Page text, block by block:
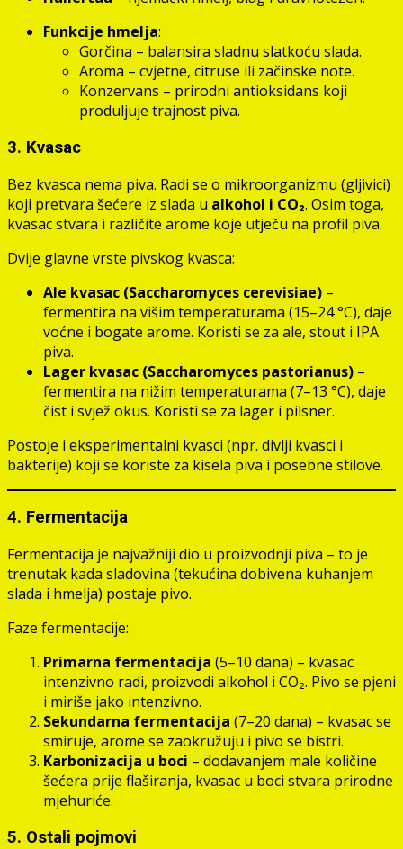
Funkcije hmelja:
Gorčina – balansira sladnu slatkoću slada.
Aroma – cvjetne, citruse ili začinske note.
Konzervans – prirodni antioksidans koji
produljuje trajnost piva.
3. Kvasac
Bez kvasca nema piva. Radi se o mikroorganizmu (gljivici)
koji pretvara šećere iz slada u alkohol i CO₂. Osim toga,
kvasac stvara i različite arome koje utječu na profil piva.
Dvije glavne vrste pivskog kvasca:
Ale kvasac (Saccharomyces cerevisiae) –
fermentira na višim temperaturama (15–24 °C), daje
voćne i bogate arome. Koristi se za ale, stout i IPA
piva.
Lager kvasac (Saccharomyces pastorianus) –
fermentira na nižim temperaturama (7–13 °C), daje
čist i svjež okus. Koristi se za lager i pilsner.
Postoje i eksperimentalni kvasci (npr. divlji kvasci i
bakterije) koji se koriste za kisela piva i posebne stilove.
4. Fermentacija
Fermentacija je najvažniji dio u proizvodnji piva – to je
trenutak kada sladovina (tekućina dobivena kuhanjem
slada i hmelja) postaje pivo.
Faze fermentacije:
Primarna fermentacija (5–10 dana) – kvasac
intenzivno radi, proizvodi alkohol i CO₂. Pivo se pjeni
i miriše jako intenzivno.
Sekundarna fermentacija (7–20 dana) – kvasac se
smiruje, arome se zaokružuju i pivo se bistri.
Karbonizacija u boci – dodavanjem male količine
šećera prije flaširanja, kvasac u boci stvara prirodne
mjehuriće.
5. Ostali pojmovi